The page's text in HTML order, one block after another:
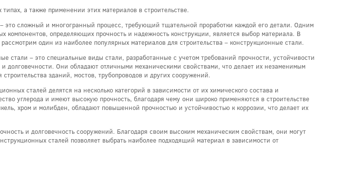
а также применении этих материалов в строительстве.
– это сложный и многогранный процесс, требующий тщательной проработки каждой его детали. Одним
компонентов, определяющих прочность и надежность конструкции, является выбор материала. В
один из наиболее популярных материалов для строительства – конструкционные стали.
стали – это специальные виды стали, разработанные с учетом требований прочности, устойчивости
долговечности. Они обладают отличными механическими свойствами, что делает их незаменимым
строительства зданий, мостов, трубопроводов и других сооружений.
сталей делятся на несколько категорий в зависимости от их химического состава и
углерода и имеют высокую прочность, благодаря чему они широко применяются в строительстве
хром и молибден, обладают повышенной прочностью и устойчивостью к коррозии, что делает их
и долговечность сооружений. Благодаря своим высоким механическим свойствам, они могут
сталей позволяет выбрать наиболее подходящий материал в зависимости от